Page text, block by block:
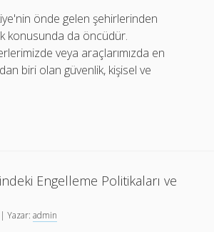
önde gelen şehirlerinden
konusunda da öncüdür.
veya araçlarımızda en
biri olan güvenlik, kişisel ve
Engelleme Politikaları ve
Yazar:admin